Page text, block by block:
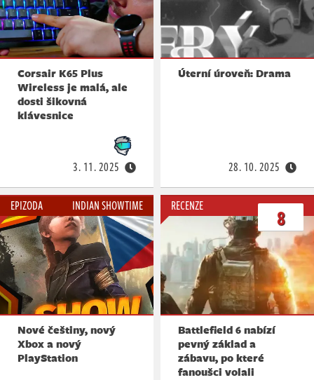
Corsair K65 Plus
Wireless je malá, ale
dosti šikovná
klávesnice
3. 11. 2025
Úterní úroveň: Drama
28. 10. 2025
EPIZODA INDIAN SHOWTIME
Nové češtiny, nový
Xbox a nový
PlayStation
RECENZE 8
Battlefield 6 nabízí
pevný základ a
zábavu, po které
fanoušci volali